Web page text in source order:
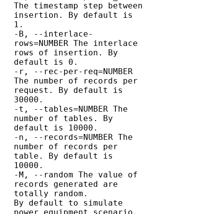
The timestamp step between
insertion. By default is
1.
-B, --interlace-
rows=NUMBER The interlace
rows of insertion. By
default is 0.
-r, --rec-per-req=NUMBER
The number of records per
request. By default is
30000.
-t, --tables=NUMBER The
number of tables. By
default is 10000.
-n, --records=NUMBER The
number of records per
table. By default is
10000.
-M, --random The value of
records generated are
totally random.
By default to simulate